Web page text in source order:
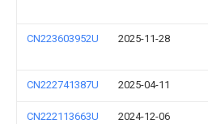
CN223603952U 2025-11-28
CN222741387U 2025-04-11
CN222113663U 2024-12-06